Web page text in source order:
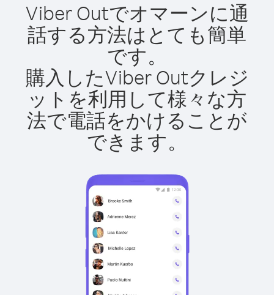
Viber Outでオマーンに通
話する方法はとても簡単
です。
購入したViber Outクレジ
ットを利用して様々な方
法で電話をかけることが
できます。